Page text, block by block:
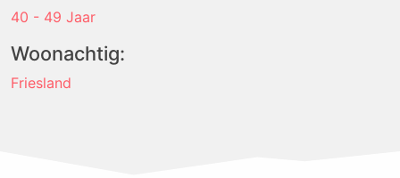
40 - 49 Jaar
Woonachtig:
Friesland